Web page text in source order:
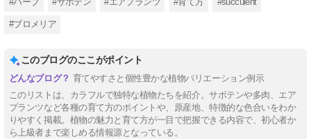
#ブロメリア
このブログのここがポイント
育てやすさと個性豊かな植物バリエーション例示
このリストは、カラフルで独特な植物たちを紹介。サボテンや多肉、エア
プランツなど各種の育て方のポイントや、原産地、特徴的な色合いをわか
りやすく掲載。植物の魅力と育て方が一目で把握できる内容で、初心者か
ら上級者まで楽しめる情報源となっている。